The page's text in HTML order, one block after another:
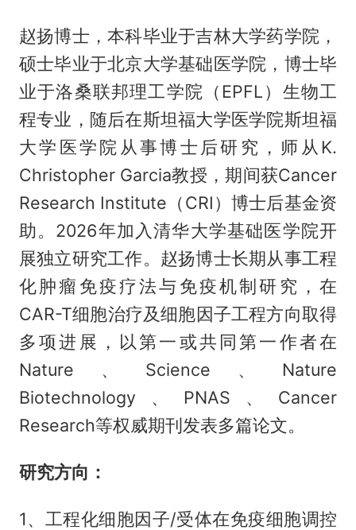
赵扬博士，本科毕业于吉林大学药学院，
硕士毕业于北京大学基础医学院，博士毕
业于洛桑联邦理工学院（EPFL）生物工
程专业，随后在斯坦福大学医学院斯坦福
大学医学院从事博士后研究，师从K.
Christopher Garcia教授，期间获Cancer
Research Institute（CRI）博士后基金资
助。2026年加入清华大学基础医学院开
展独立研究工作。赵扬博士长期从事工程
化肿瘤免疫疗法与免疫机制研究，在
CAR-T细胞治疗及细胞因子工程方向取得
多项进展，以第一或共同第一作者在
Nature、Science、Nature
Biotechnology、PNAS、Cancer
Research等权威期刊发表多篇论文。
研究方向：
1、工程化细胞因子/受体在免疫细胞调控